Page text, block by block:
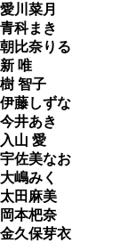
愛川菜月
青科まき
朝比奈りる
新 唯
樹 智子
伊藤しずな
今井あき
入山 愛
宇佐美なお
大嶋みく
太田麻美
岡本杷奈
金久保芽衣